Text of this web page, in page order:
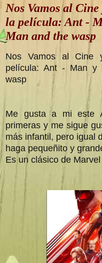
Nos Vamos al
la película: Ant -
Man and the wasp
Nos Vamos al Cine
película: Ant - Man y
wasp
Me gusta a mi este
primeras y me sigue
más infantil, pero igual
haga pequeñito y
Es un clásico de Marvel